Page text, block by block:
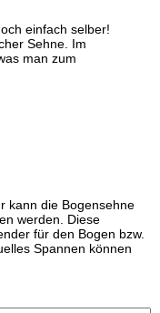
einfach selber!
Sehne. Im
man zum
kann die Bogensehne
werden. Diese
für den Bogen bzw.
Spannen können